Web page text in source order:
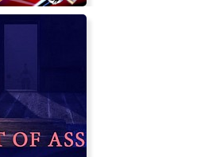
Duel: Dawn of the
Royale